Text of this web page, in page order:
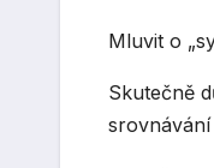
Mluvit o
Skutečně